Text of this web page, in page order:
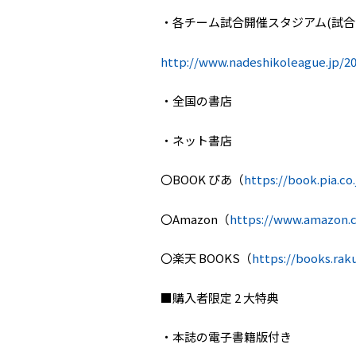
・各チーム試合開催スタジアム(試
http://www.nadeshikoleague.jp/
・全国の書店
・ネット書店
〇BOOK ぴあ（https://
〇Amazon （https://
〇楽天 BOOKS （https://
■購入者限定 2大特典
・本誌の電子書籍版付き